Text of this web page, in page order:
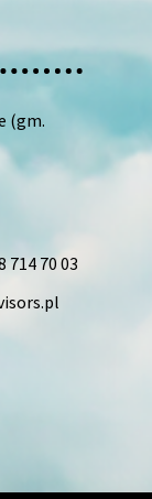
(gm.
714 70 03